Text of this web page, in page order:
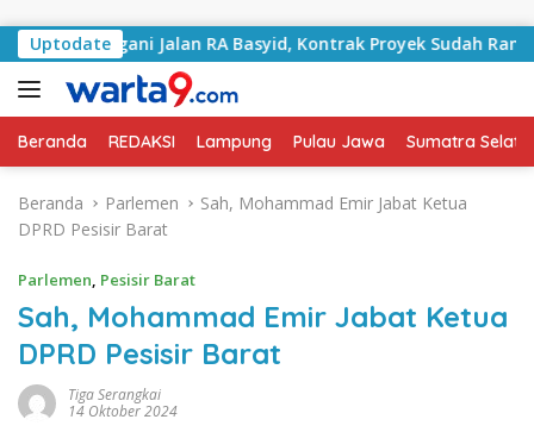
UptodateJalan RA Basyid, Kontrak Proyek Sudah Rampung
Beranda REDAKSI Lampung Pulau Jawa Sumatra
Beranda Parlemen
Sah, Mohammad Emir Jabat Ketua
DPRD Pesisir Barat
Parlemen, Pesisir Barat
Sah, Mohammad Emir Jabat Ketua
DPRD Pesisir Barat
Tiga Serangkai
14 Oktober 2024